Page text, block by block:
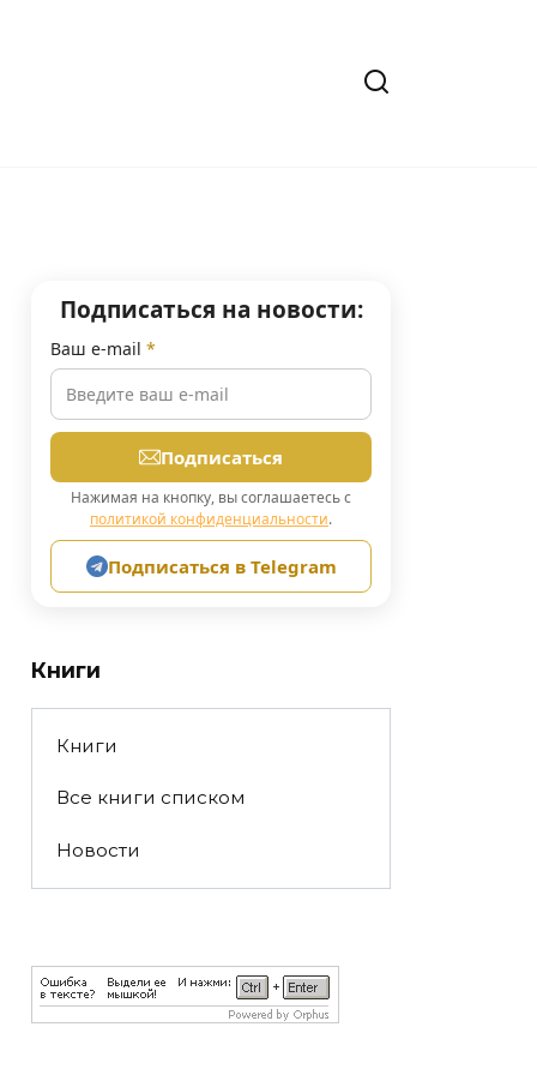
Подписаться на новости:
Ваш e-mail *
Подписаться
Нажимая на кнопку, вы соглашаетесь с
политикой конфиденциальности.
Подписаться в Telegram
Книги
Книги
Все книги списком
Новости